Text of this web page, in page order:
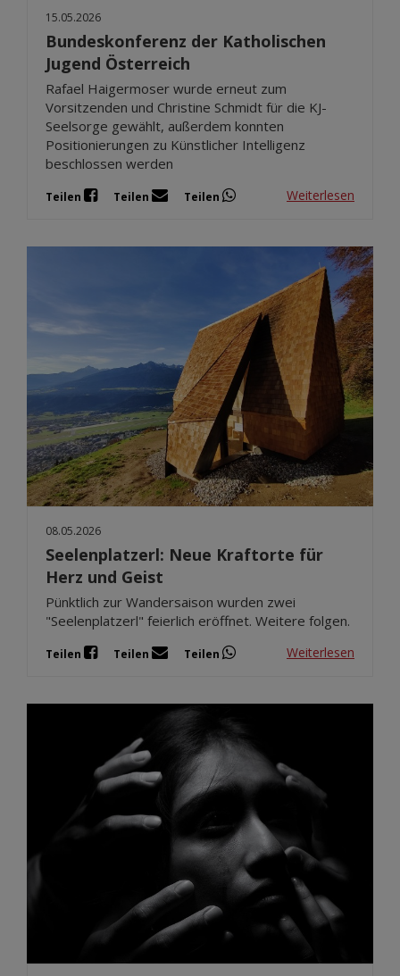
15.05.2026
Bundeskonferenz der Katholischen
Jugend Österreich
Rafael Haigermoser wurde erneut zum
Vorsitzenden und Christine Schmidt für die KJ-
Seelsorge gewählt, außerdem konnten
Positionierungen zu Künstlicher Intelligenz
beschlossen werden
Teilen Teilen Teilen Weiterlesen
08.05.2026
Seelenplatzerl: Neue Kraftorte für
Herz und Geist
Pünktlich zur Wandersaison wurden zwei
"Seelenplatzerl" feierlich eröffnet. Weitere folgen.
Teilen Teilen Teilen Weiterlesen